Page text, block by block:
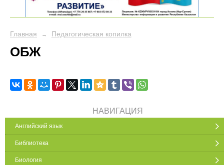
Главная → Педагогическая копилка
ОБЖ
НАВИГАЦИЯ
Английский язык
Библиотека
Биология